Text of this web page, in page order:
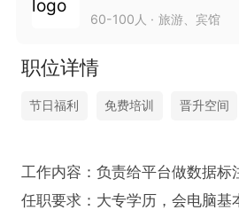
60-100人 旅游、宾馆
职位详情
节日福利 免费培训 晋升空间
工作内容：负责给平台做数据标
任职要求：大专学历，会电脑基